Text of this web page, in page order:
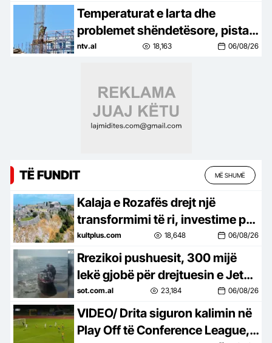
Temperaturat e larta dhe
problemet shëndetësore, pistat
që po hetohen në Durrës
ntv.al 18,163 06/08/26
TË FUNDIT MË SHUMË
Kalaja e Rozafës drejt një
transformimi të ri, investime për
trashëgiminë dhe turizmin
kultplus.com 18,648 06/08/26
Rrezikoi pushuesit, 300 mijë
lekë gjobë për drejtuesin e Jet
Ski në Zvërnec
sot.com.al 23,184 06/08/26
VIDEO/ Drita siguron kalimin në
Play Off të Conference League, e